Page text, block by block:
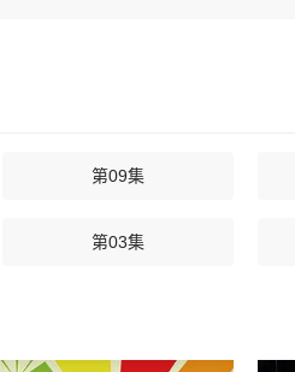
第09集
第03集